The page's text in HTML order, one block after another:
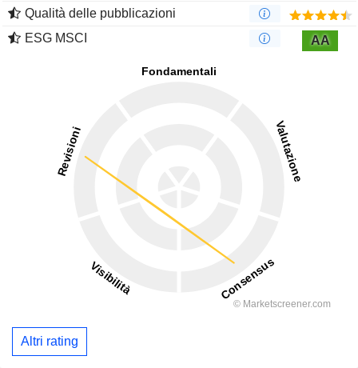
Qualità delle pubblicazioni
ESG MSCI
AA
Altri rating